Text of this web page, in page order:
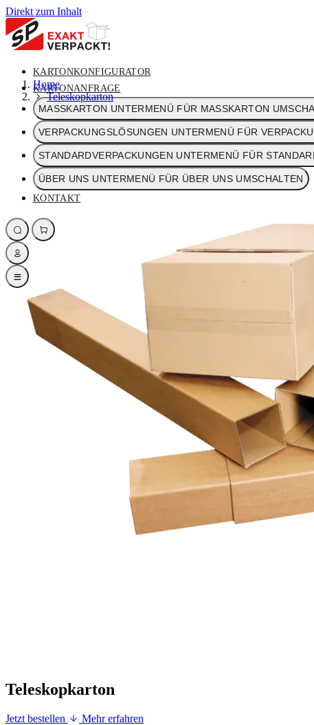
Direkt zum Inhalt
KARTONKONFIGURATOR
KARTONANFRAGE
MASSKARTON UNTERMENÜ FÜR MASSKARTON
VERPACKUNGSLÖSUNGEN UNTERMENÜ FÜR
STANDARDVERPACKUNGEN UNTERMENÜ FÜR
ÜBER UNS UNTERMENÜ FÜR ÜBER UNS UMSCHALTEN
KONTAKT
Home
Teleskopkarton
Teleskopkarton
Jetzt bestellen Mehr erfahren